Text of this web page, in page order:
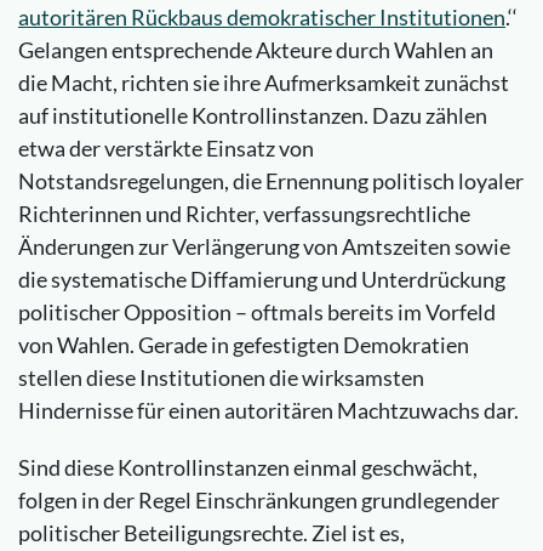
autoritären Rückbaus demokratischer Institutionen.‘‘
Gelangen entsprechende Akteure durch Wahlen an
die Macht, richten sie ihre Aufmerksamkeit zunächst
auf institutionelle Kontrollinstanzen. Dazu zählen
etwa der verstärkte Einsatz von
Notstandsregelungen, die Ernennung politisch loyaler
Richterinnen und Richter, verfassungsrechtliche
Änderungen zur Verlängerung von Amtszeiten sowie
die systematische Diffamierung und Unterdrückung
politischer Opposition – oftmals bereits im Vorfeld
von Wahlen. Gerade in gefestigten Demokratien
stellen diese Institutionen die wirksamsten
Hindernisse für einen autoritären Machtzuwachs dar.
Sind diese Kontrollinstanzen einmal geschwächt,
folgen in der Regel Einschränkungen grundlegender
politischer Beteiligungsrechte. Ziel ist es,